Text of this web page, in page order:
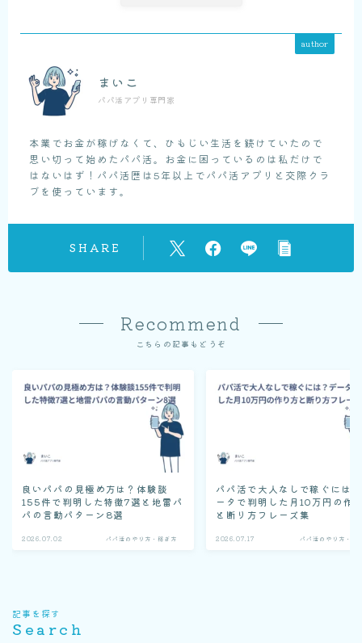
author
まいこ
パパ活アプリ専門家
本業でお金が稼げなくて、ひもじい生活を続けていたので
思い切って始めたパパ活。お金に困っているのは私だけで
はないはず！パパ活歴は5年以上でパパ活アプリと交際クラ
ブを使っています。
SHARE
Recommend
こちらの記事もどうぞ
良いパパの見極め方は？体験談
155件で判明した特徴7選と地雷パ
パの言動パターン8選
2026.07.02 パパ活のやり方・稼ぎ方
パパ活で大人なしで稼ぐには
ータで判明した月10万円の作
と断り方フレーズ集
2026.07.17 パパ活のやり方・稼
記事を探す
Search